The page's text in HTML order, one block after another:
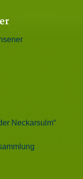
Neckarsulm“